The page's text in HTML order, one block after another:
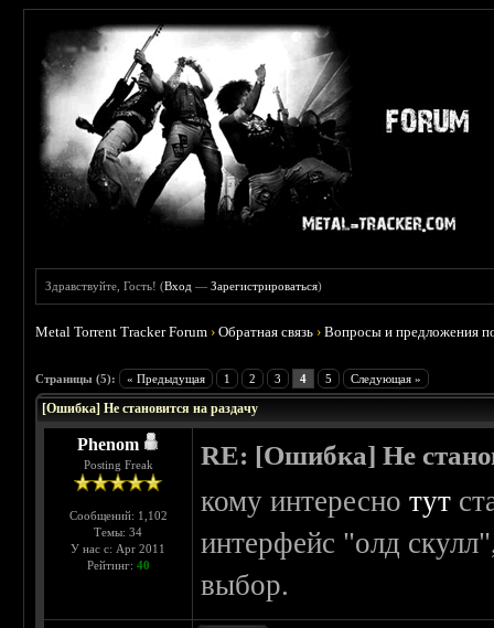
Здравствуйте, Гость! (Вход —Зарегистрироваться)
Metal Torrent Tracker Forum ›Обратная связь ›Вопросы и предложения
Страницы (5): « Предыдущая 1 2 3 4 5 Следующая »
[Ошибка] Не становится на раздачу
Phenom
Posting Freak
Сообщений: 1,102
Темы: 34
У нас с: Apr 2011
Рейтинг: 40
RE: [Ошибка] Не
кому интереснотут
интерфейс "олд
выбор.